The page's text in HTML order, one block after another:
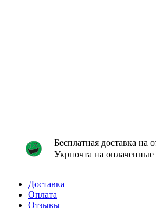
Бесплатная доставка на
Укрпочта на оплаченные
Доставка
Оплата
Отзывы